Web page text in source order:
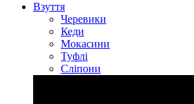
Взуття
Черевики
Кеди
Мокасини
Туфлі
Сліпони